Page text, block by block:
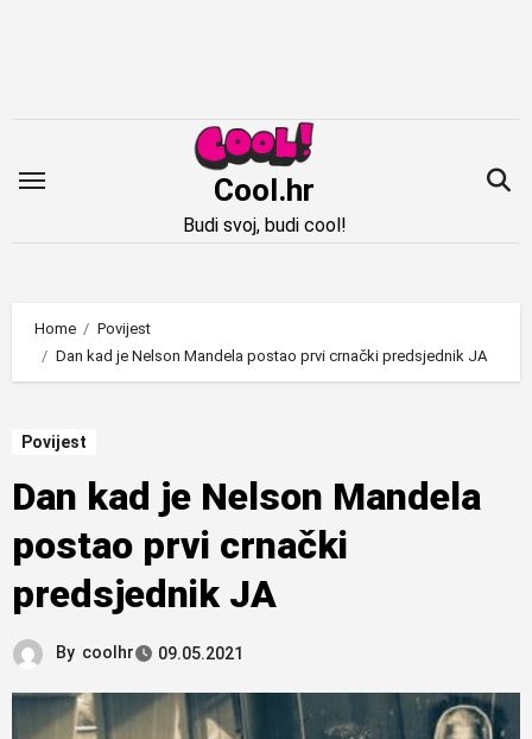
Cool.hr
Budi svoj, budi cool!
Home
Povijest
Dan kad je Nelson Mandela postao prvi crnački predsjednik JA
Povijest
Dan kad je Nelson Mandela
postao prvi crnački
predsjednik JA
By coolhr 09.05.2021